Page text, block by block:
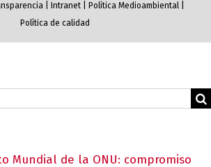
| Intranet| Política Medioambiental|
Política de calidad
Mundial de la ONU: compromiso